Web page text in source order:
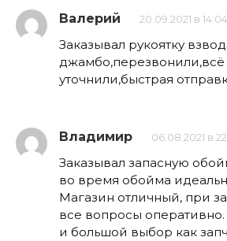
Валерий 20.09.2021 в 14:04
Заказывал рукоятку
джамбо,перезвонили,всё
уточнили,быстрая
Владимир 06.08.2021 в
Заказывал запасную
во время обойма
Магазин отличный, при
все вопросы
и большой выбор как